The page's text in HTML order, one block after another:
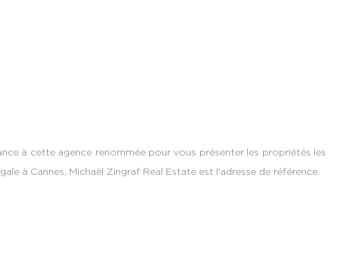
à cette agence renommée pour vous présenter les propriétés les
à Cannes, Michaël Zingraf Real Estate est l'adresse de référence.